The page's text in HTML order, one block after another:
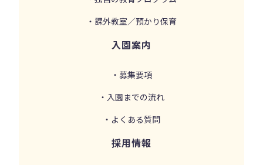
・課外教室／預かり保育
入園案内
・募集要項
・入園までの流れ
・よくある質問
採用情報